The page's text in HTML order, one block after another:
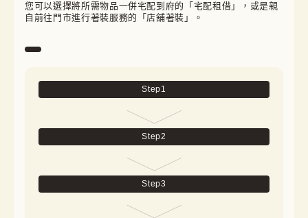
您可以選擇將所需物品一併宅配到府的「宅配租借」，或是親
自前往門市進行著裝服務的「店舖著裝」。
Step1
Step2
Step3